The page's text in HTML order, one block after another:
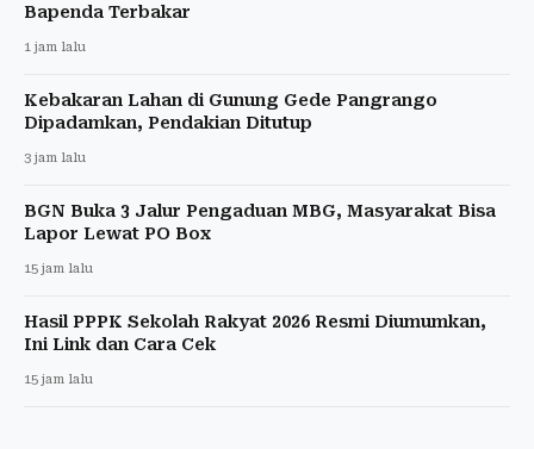
Bapenda Terbakar
1 jam lalu
Kebakaran Lahan di Gunung Gede Pangrango
Dipadamkan, Pendakian Ditutup
3 jam lalu
BGN Buka 3 Jalur Pengaduan MBG, Masyarakat Bisa
Lapor Lewat PO Box
15 jam lalu
Hasil PPPK Sekolah Rakyat 2026 Resmi Diumumkan,
Ini Link dan Cara Cek
15 jam lalu